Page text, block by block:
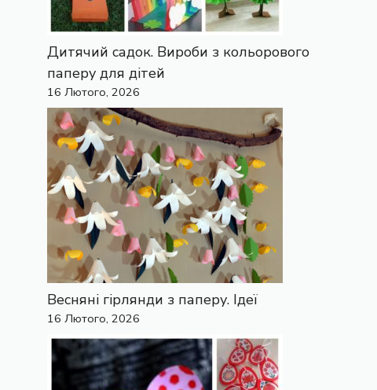
Дитячий садок. Вироби з кольорового
паперу для дітей
16 Лютого, 2026
Весняні гірлянди з паперу. Ідеї
16 Лютого, 2026